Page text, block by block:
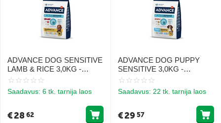
ADVANCE DOG SENSITIVE
LAMB & RICE 3,0KG -
KÕIKIDE TÕUGUDE
RIIS)
Saadavus: 6 tk. tarnija laos
€2862
ADVANCE DOG PUPPY
SENSITIVE 3,0KG -
TUNDLIKULE
JA RIIS)
Saadavus: 22 tk. tarnija laos
€2957